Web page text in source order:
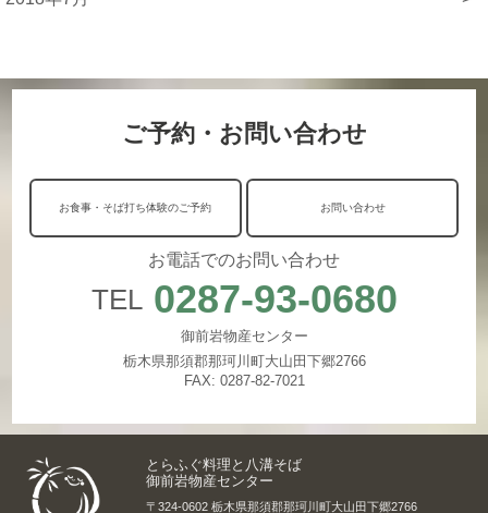
ご予約・お問い合わせ
お食事・そば打ち体験のご予約 お問い合わせ
お電話でのお問い合わせ
TEL 0287-93-0680
御前岩物産センター
栃木県那須郡那珂川町大山田下郷2766
FAX: 0287-82-7021
とらふぐ料理と八溝そば
御前岩物産センター
〒324-0602 栃木県那須郡那珂川町大山田下郷2766